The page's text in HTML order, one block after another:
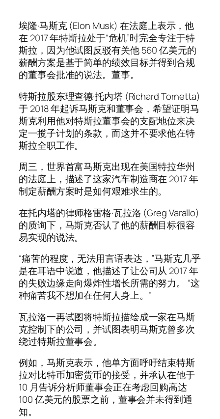
埃隆·马斯克 (Elon Musk) 在法庭上表示，他
在 2017 年特斯拉处于“危机”时完全专注于特
斯拉，因为他试图反驳有关他 560 亿美元的
薪酬方案是基于简单的绩效目标并得到合规
的董事会批准的说法。董事。
特斯拉股东理查德·托内塔 (Richard Tornetta)
于 2018 年起诉马斯克和董事会，希望证明马
斯克利用他对特斯拉董事会的支配地位来决
定一揽子计划的条款，而这并不要求他在特
斯拉全职工作。
周三，世界首富马斯克出现在美国特拉华州
的法庭上，描述了这家汽车制造商在 2017 年
制定薪酬方案时是如何艰难求生的。
在托内塔的律师格雷格·瓦拉洛 (Greg Varallo)
的质询下，马斯克否认了他的薪酬目标很容
易实现的说法。
“痛苦的程度，无法用言语表达，”马斯克几乎
是在耳语中说道，他描述了让公司从 2017 年
的失败边缘走向爆炸性增长所需的努力。 “这
种痛苦我不想加在任何人身上。”
瓦拉洛一再试图将特斯拉描绘成一家在马斯
克控制下的公司，并试图表明马斯克曾多次
绕过特斯拉董事会。
例如，马斯克表示，他单方面呼吁结束特斯
拉对比特币加密货币的接受，并承认在他于
10 月告诉分析师董事会正在考虑回购高达
100 亿美元的股票之前，董事会并未得到通
知。